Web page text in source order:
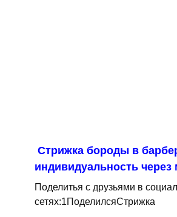
Стрижка бороды в
индивидуальность через
Поделитья с друзьями в
сетях:1ПоделилсяСтрижка